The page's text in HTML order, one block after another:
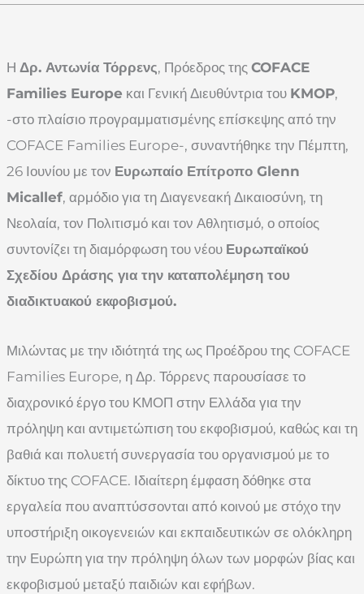
Η Δρ. Αντωνία Τόρρενς, Πρόεδρος της COFACE
Families Europe και Γενική Διευθύντρια του KMOP,
-στο πλαίσιο προγραμματισμένης επίσκεψης από την
COFACE Families Europe-, συναντήθηκε την Πέμπτη,
26 Ιουνίου με τον Ευρωπαίο Επίτροπο Glenn
Micallef, αρμόδιο για τη Διαγενεακή Δικαιοσύνη, τη
Νεολαία, τον Πολιτισμό και τον Αθλητισμό, ο οποίος
συντονίζει τη διαμόρφωση του νέου Ευρωπαϊκού
Σχεδίου Δράσης για την καταπολέμηση του
διαδικτυακού εκφοβισμού.
Μιλώντας με την ιδιότητά της ως Προέδρου της COFACE
Families Europe, η Δρ. Τόρρενς παρουσίασε το
διαχρονικό έργο του ΚΜΟΠ στην Ελλάδα για την
πρόληψη και αντιμετώπιση του εκφοβισμού, καθώς και τη
βαθιά και πολυετή συνεργασία του οργανισμού με το
δίκτυο της COFACE. Ιδιαίτερη έμφαση δόθηκε στα
εργαλεία που αναπτύσσονται από κοινού με στόχο την
υποστήριξη οικογενειών και εκπαιδευτικών σε ολόκληρη
την Ευρώπη για την πρόληψη όλων των μορφών βίας και
εκφοβισμού μεταξύ παιδιών και εφήβων.